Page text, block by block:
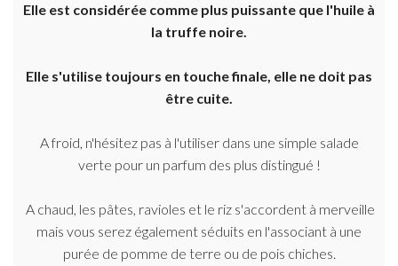
Elle est considérée comme plus puissante que l'huile à
la truffe noire.
Elle s'utilise toujours en touche finale, elle ne doit pas
être cuite.
A froid, n'hésitez pas à l'utiliser dans une simple salade
verte pour un parfum des plus distingué !
A chaud, les pâtes, ravioles et le riz s'accordent à merveille
mais vous serez également séduits en l'associant à une
purée de pomme de terre ou de pois chiches.